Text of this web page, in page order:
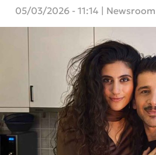
05/03/2026 - 11:14 Newsroom